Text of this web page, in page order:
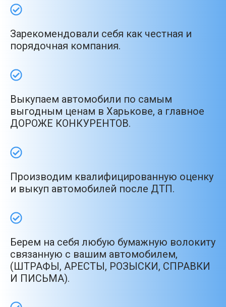
Зарекомендовали себя как честная и
порядочная компания.
Выкупаем автомобили по самым
выгодным ценам в Харькове, а главное
ДОРОЖЕ КОНКУРЕНТОВ.
Производим квалифицированную оценку
и выкуп автомобилей после ДТП.
Берем на себя любую бумажную волокиту
связанную с вашим автомобилем,
(ШТРАФЫ, АРЕСТЫ, РОЗЫСКИ, СПРАВКИ
И ПИСЬМА).